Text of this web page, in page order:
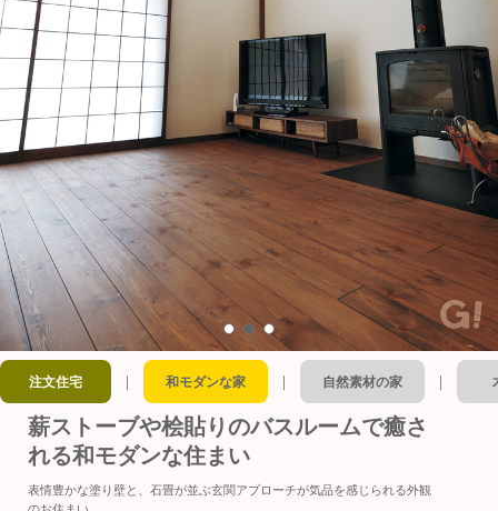
注文住宅 ｜ 和モダンな家 ｜ 自然素材の家 ｜
薪ストーブや桧貼りのバスルームで癒さ
れる和モダンな住まい
表情豊かな塗り壁と、石畳が並ぶ玄関アプローチが気品を感じられる外観